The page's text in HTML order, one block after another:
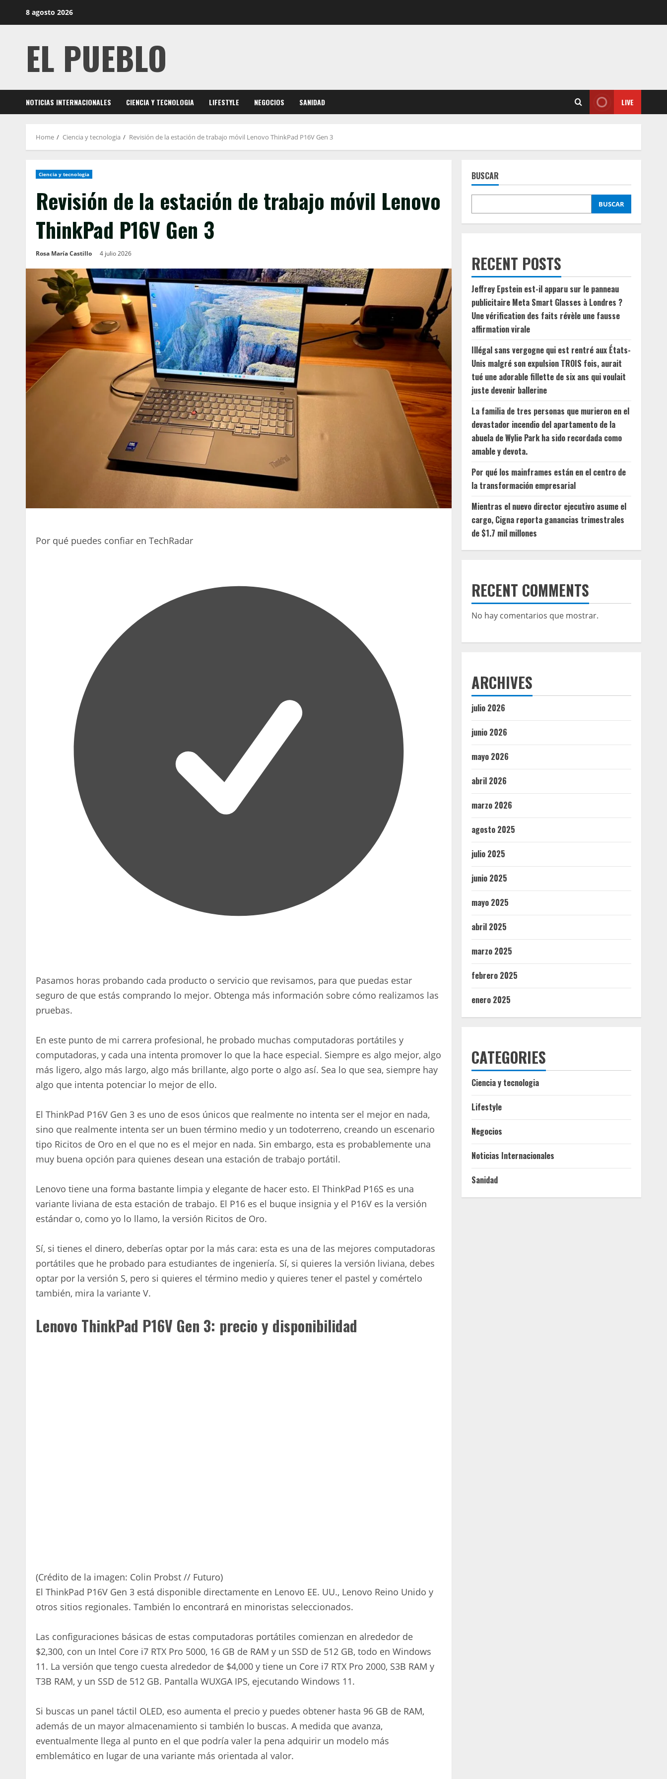
8 agosto 2026
EL PUEBLO
NOTICIAS INTERNACIONALES CIENCIA Y TECNOLOGIA LIFESTYLE NEGOCIOS SANIDAD LIVE
Home Ciencia y tecnologia Revisión de la estación de trabajo móvil Lenovo ThinkPad P16V Gen 3
Ciencia y tecnologia
Revisión de la estación de trabajo móvil Lenovo
ThinkPad P16V Gen 3
Rosa María Castillo 4 julio 2026
Por qué puedes confiar en TechRadar
Pasamos horas probando cada producto o servicio que revisamos, para que puedas estar
seguro de que estás comprando lo mejor. Obtenga más información sobre cómo realizamos las
pruebas.
En este punto de mi carrera profesional, he probado muchas computadoras portátiles y
computadoras, y cada una intenta promover lo que la hace especial. Siempre es algo mejor, algo
más ligero, algo más largo, algo más brillante, algo porte o algo así. Sea lo que sea, siempre hay
algo que intenta potenciar lo mejor de ello.
El ThinkPad P16V Gen 3 es uno de esos únicos que realmente no intenta ser el mejor en nada,
sino que realmente intenta ser un buen término medio y un todoterreno, creando un escenario
tipo Ricitos de Oro en el que no es el mejor en nada. Sin embargo, esta es probablemente una
muy buena opción para quienes desean una estación de trabajo portátil.
Lenovo tiene una forma bastante limpia y elegante de hacer esto. El ThinkPad P16S es una
variante liviana de esta estación de trabajo. El P16 es el buque insignia y el P16V es la versión
estándar o, como yo lo llamo, la versión Ricitos de Oro.
Sí, si tienes el dinero, deberías optar por la más cara: esta es una de las mejores computadoras
portátiles que he probado para estudiantes de ingeniería. Sí, si quieres la versión liviana, debes
optar por la versión S, pero si quieres el término medio y quieres tener el pastel y comértelo
también, mira la variante V.
Lenovo ThinkPad P16V Gen 3: precio y disponibilidad
(Crédito de la imagen: Colin Probst // Futuro)
El ThinkPad P16V Gen 3 está disponible directamente en Lenovo EE. UU., Lenovo Reino Unido y
otros sitios regionales. También lo encontrará en minoristas seleccionados.
Las configuraciones básicas de estas computadoras portátiles comienzan en alrededor de
$2,300, con un Intel Core i7 RTX Pro 5000, 16 GB de RAM y un SSD de 512 GB, todo en Windows
11. La versión que tengo cuesta alrededor de $4,000 y tiene un Core i7 RTX Pro 2000, S3B RAM y
T3B RAM, y un SSD de 512 GB. Pantalla WUXGA IPS, ejecutando Windows 11.
Si buscas un panel táctil OLED, eso aumenta el precio y puedes obtener hasta 96 GB de RAM,
además de un mayor almacenamiento si también lo buscas. A medida que avanza,
eventualmente llega al punto en el que podría valer la pena adquirir un modelo más
emblemático en lugar de una variante más orientada al valor.
BUSCAR
BUSCAR
RECENT POSTS
Jeffrey Epstein est-il apparu sur le panneau
publicitaire Meta Smart Glasses à Londres ?
Une vérification des faits révèle une fausse
affirmation virale
Illégal sans vergogne qui est rentré aux États-
Unis malgré son expulsion TROIS fois, aurait
tué une adorable fillette de six ans qui voulait
juste devenir ballerine
La familia de tres personas que murieron en el
devastador incendio del apartamento de la
abuela de Wylie Park ha sido recordada como
amable y devota.
Por qué los mainframes están en el centro de
la transformación empresarial
Mientras el nuevo director ejecutivo asume el
cargo, Cigna reporta ganancias trimestrales
de $1.7 mil millones
RECENT COMMENTS
No hay comentarios que mostrar.
ARCHIVES
julio 2026
junio 2026
mayo 2026
abril 2026
marzo 2026
agosto 2025
julio 2025
junio 2025
mayo 2025
abril 2025
marzo 2025
febrero 2025
enero 2025
CATEGORIES
Ciencia y tecnologia
Lifestyle
Negocios
Noticias Internacionales
Sanidad